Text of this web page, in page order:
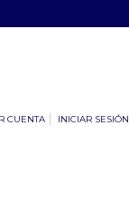
CUENTA INICIAR SESIÓN